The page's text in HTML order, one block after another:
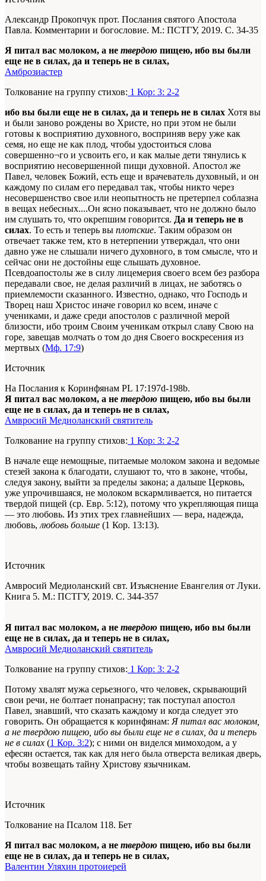
Александр Прокопчук прот. Послания святого Апостола
Павла. Комментарии и богословие. М.: ПСТГУ, 2019. С. 34-35
Я питал вас молоком, а не твердою пищею, ибо вы были
еще не в силах, да и теперь не в силах,
Амброзиастер
Толкование на группу стихов: 1 Кор: 3: 2-2
ибо вы были еще не в силах, да и теперь не в силах Хотя вы
и были заново рождены во Христе, но при этом не были
готовы к восприятию духовного, восприняв веру уже как
семя, но еще не как плод, чтобы удостоиться слова
совершенно¬го и усвоить его, и как малые дети тянулись к
восприятию несовершенной пищи духовной. Апостол же
Павел, человек Божий, есть еще и врачеватель духовный, и он
каждому по силам его передавал так, чтобы никто через
несовершенство свое или неопытность не претерпел соблазна
в вещах небесных....Он ясно показывает, что не должно было
им слушать то, что окрепшим говорится. Да и теперь не в
силах. То есть и теперь вы плотские. Таким образом он
отвечает также тем, кто в нетерпении утверждал, что они
давно уже не слышали ничего духовного, в том смысле, что и
сейчас они не достойны еще слышать духовное.
Псевдоапостолы же в силу лицемерия своего всем без разбора
передавали свое, не делая различий в лицах, не заботясь о
приемлемости сказанного. Известно, однако, что Господь и
Творец наш Христос иначе говорил ко всем, иначе с
учениками, и даже среди апостолов с различной мерой
близости, ибо троим Своим ученикам открыл славу Свою на
горе, завещав молчать о том до дня Своего воскресения из
мертвых (Мф. 17:9)
Источник
На Послания к Коринфянам PL 17:197d-198b.
Я питал вас молоком, а не твердою пищею, ибо вы были
еще не в силах, да и теперь не в силах,
Амвросий Медиоланский святитель
Толкование на группу стихов: 1 Кор: 3: 2-2
В начале еще немощные, питаемые молоком закона и ведомые
стезей закона к благодати, слушают то, что в законе, чтобы,
следуя закону, выйти за пределы закона; а дальше Церковь,
уже упрочившаяся, не молоком вскармливается, но питается
твердой пищей (ср. Евр. 5:12), потому что укрепляющая пища
— это любовь. Из этих трех главнейших — вера, надежда,
любовь, любовь больше (1 Кор. 13:13).
Источник
Амвросий Медиоланский свт. Изъяснение Евангелия от Луки.
Книга 5. М.: ПСТГУ, 2019. С. 344-357
Я питал вас молоком, а не твердою пищею, ибо вы были
еще не в силах, да и теперь не в силах,
Амвросий Медиоланский святитель
Толкование на группу стихов: 1 Кор: 3: 2-2
Потому хвалят мужа серьезного, что человек, скрывающий
свои речи, не болтает понапрасну; так поступал апостол
Павел, знавший, что сказать каждому и когда следует это
говорить. Он обращается к коринфянам: Я питал вас молоком,
а не твердою пищею, ибо вы были еще не в силах, да и теперь
не в силах (1 Кор. 3:2); с ними он виделся мимоходом, а у
ефесян остается, так как для него была отверста великая дверь,
чтобы возвещать тайну Христову язычникам.
Источник
Толкование на Псалом 118. Бет
Я питал вас молоком, а не твердою пищею, ибо вы были
еще не в силах, да и теперь не в силах,
Валентин Уляхин протоиерей